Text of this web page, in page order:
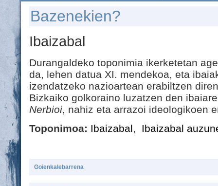
Bazenekien?
Ibaizabal
Durangaldeko toponimia ikerketetan
da, lehen datua XI. mendekoa, eta
izendatzeko nazioartean erabiltzen
Bizkaiko golkoraino luzatzen den
Nerbioi, nahiz eta arrazoi ideologikoen
Toponimoa: Ibaizabal, Ibaizabal
Goienkalebarrena